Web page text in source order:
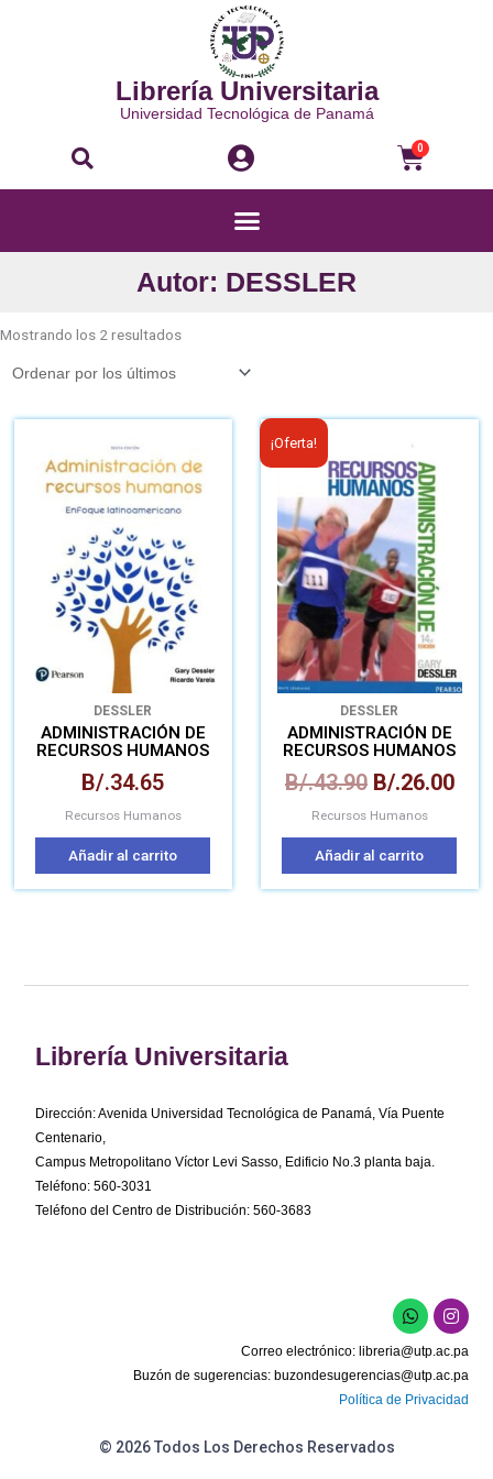
Librería Universitaria
Universidad Tecnológica de Panamá
Buscar 0
Menú
Autor: DESSLER
Mostrando los 2 resultadospor
DESSLER
ADMINISTRACIÓN DE
RECURSOS HUMANOS
LATINOAMERICA
B/.34.65
Recursos Humanos
Añadir al carrito
¡Oferta!
DESSLER
ADMINISTRACIÓN DE
RECURSOS HUMANOS
B/.43.90
precio
original
era:
B/.43.90.
B/.26.00
Recursos Humanos
Añadir al carrito
Librería Universitaria
Dirección: Avenida Universidad Tecnológica de Panamá, Vía Puente
Centenario,
Campus Metropolitano Víctor Levi Sasso, Edificio No.3 planta baja.
Teléfono: 560-3031
Teléfono del Centro de Distribución: 560-3683
W
h
a
t
s
a
p
I
n
s
t
a
g
r
Correo electrónico: libreria@utp.ac.pa
Buzón de sugerencias: buzondesugerencias@utp.ac.pa
Política de Privacidad
© 2026 Todos Los Derechos Reservados